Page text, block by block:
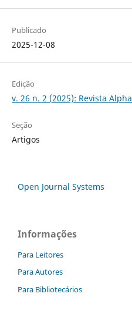
Publicado
2025-12-08
Edição
v. 26 n. 2 (2025): Revista Alpha
Seção
Artigos
Open Journal Systems
Informações
Para Leitores
Para Autores
Para Bibliotecários